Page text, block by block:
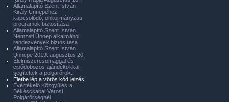
Államalapító Szent István
Király Ünnepéhez
kapcsolódó, önkormányzati
programok biztosítása
Államalapító Szent István
Nemzeti Ünnep alkalmából
rendezvények biztosítása
Államalapító Szent István
Ünnepe 2019. augusztus 20.
Élelmiszercsomaggal és
cipődobozos ajándékokkal
segítettek a polgárőrök.
Életbe lép a vörös kód jelzés!
Évértékelő Közgyűlés a
Békéscsabai Városi
Polgárőrségnél